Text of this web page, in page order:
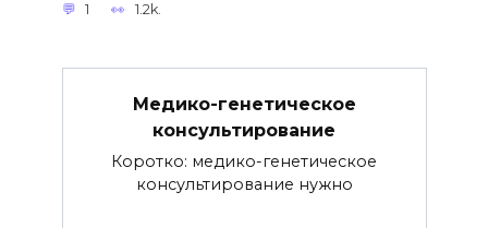
1 1.2k.
Медико-генетическое
консультирование
Коротко: медико-генетическое
консультирование нужно